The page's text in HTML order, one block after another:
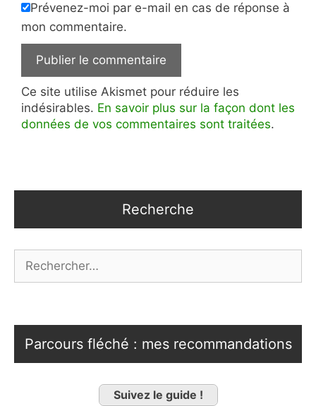
Prévenez-moi par e-mail en cas de réponse à
mon commentaire.
Ce site utilise Akismet pour réduire les
indésirables. En savoir plus sur la façon dont les
données de vos commentaires sont traitées.
Recherche
Parcours fléché : mes recommandations
Suivez le guide !